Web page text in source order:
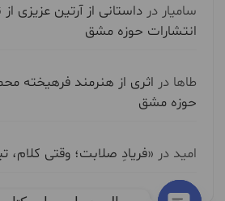
سامیار در داستانی از آرتین عزیزی
انتشارات حوزه مشق
طاها در اثری از هنرمند فرهیخته
حوزه مشق
امید در «فریادِ صلابت؛ وقتی